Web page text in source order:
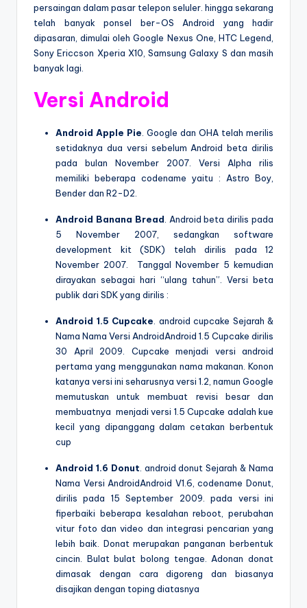
persaingan dalam pasar telepon seluler. hingga sekarang
telah banyak ponsel ber-OS Android yang hadir
dipasaran, dimulai oleh Google Nexus One, HTC Legend,
Sony Ericcson Xperia X10, Samsung Galaxy S dan masih
banyak lagi.
Versi Android
Android Apple Pie . Google dan OHA telah merilis
setidaknya dua versi sebelum Android beta dirilis
pada bulan November 2007. Versi Alpha rilis
memiliki beberapa codename yaitu : Astro Boy,
Bender dan R2-D2.
Android Banana Bread . Android beta dirilis pada
5 November 2007, sedangkan software
development kit (SDK) telah dirilis pada 12
November 2007. Tanggal November 5 kemudian
dirayakan sebagai hari “ulang tahun”. Versi beta
publik dari SDK yang dirilis :
Android 1.5 Cupcake . android cupcake Sejarah &
Nama Nama Versi AndroidAndroid 1.5 Cupcake dirilis
30 April 2009. Cupcake menjadi versi android
pertama yang menggunakan nama makanan. Konon
katanya versi ini seharusnya versi 1.2, namun Google
memutuskan untuk membuat revisi besar dan
membuatnya menjadi versi 1.5 Cupcake adalah kue
kecil yang dipanggang dalam cetakan berbentuk
cup
Android 1.6 Donut . android donut Sejarah & Nama
Nama Versi AndroidAndroid V1.6, codename Donut,
dirilis pada 15 September 2009. pada versi ini
fiperbaiki beberapa kesalahan reboot, perubahan
vitur foto dan video dan integrasi pencarian yang
lebih baik. Donat merupakan panganan berbentuk
cincin. Bulat bulat bolong tengae. Adonan donat
dimasak dengan cara digoreng dan biasanya
disajikan dengan toping diatasnya